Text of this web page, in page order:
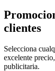
clientes
Selecciona
excelente
publicitaria.